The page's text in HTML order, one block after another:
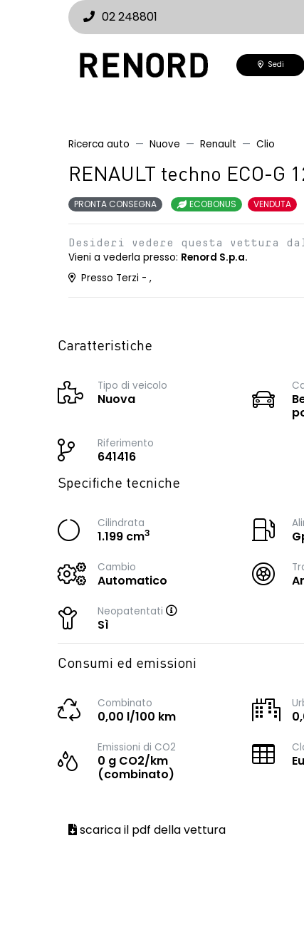
02 248801
Sedi
Ricerca auto Nuove Renault Clio
RENAULT techno ECO-G
PRONTA CONSEGNA ECOBONUS VENDUTA
Desideri vedere questa vettura
Vieni a vederla presso: Renord S.p.a.
Presso Terzi - ,
Caratteristiche
Tipo di veicolo
Nuova
Riferimento
641416
Specifiche tecniche
Cilindrata
1.199 cm3
Cambio
Automatico
Neopatentati
Sì
Consumi ed emissioni
Combinato
0,00 l/100 km
Emissioni di CO2
0 g CO2/km
(combinato)
scarica il pdf della vettura